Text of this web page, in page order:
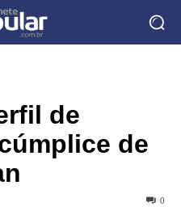
de
de
0